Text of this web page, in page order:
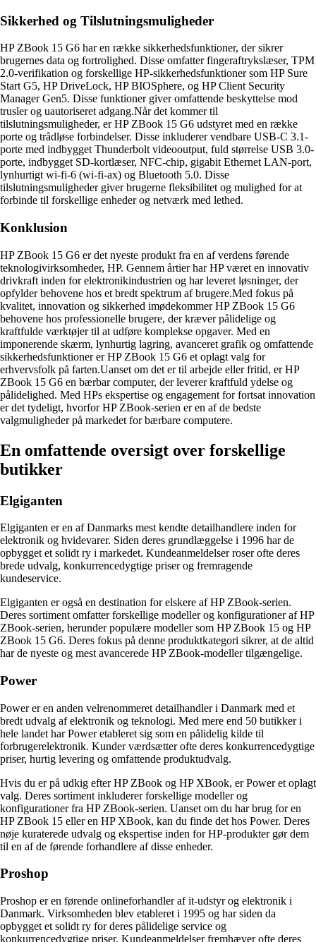
Sikkerhed og Tilslutningsmuligheder
HP ZBook 15 G6 har en række sikkerhedsfunktioner, der sikrer
brugernes data og fortrolighed. Disse omfatter fingeraftrykslæser, TPM
2.0-verifikation og forskellige HP-sikkerhedsfunktioner som HP Sure
Start G5, HP DriveLock, HP BIOSphere, og HP Client Security
Manager Gen5. Disse funktioner giver omfattende beskyttelse mod
trusler og uautoriseret adgang.Når det kommer til
tilslutningsmuligheder, er HP ZBook 15 G6 udstyret med en række
porte og trådløse forbindelser. Disse inkluderer vendbare USB-C 3.1-
porte med indbygget Thunderbolt videooutput, fuld størrelse USB 3.0-
porte, indbygget SD-kortlæser, NFC-chip, gigabit Ethernet LAN-port,
lynhurtigt wi-fi-6 (wi-fi-ax) og Bluetooth 5.0. Disse
tilslutningsmuligheder giver brugerne fleksibilitet og mulighed for at
forbinde til forskellige enheder og netværk med lethed.
Konklusion
HP ZBook 15 G6 er det nyeste produkt fra en af verdens førende
teknologivirksomheder, HP. Gennem årtier har HP været en innovativ
drivkraft inden for elektronikindustrien og har leveret løsninger, der
opfylder behovene hos et bredt spektrum af brugere.Med fokus på
kvalitet, innovation og sikkerhed imødekommer HP ZBook 15 G6
behovene hos professionelle brugere, der kræver pålidelige og
kraftfulde værktøjer til at udføre komplekse opgaver. Med en
imponerende skærm, lynhurtig lagring, avanceret grafik og omfattende
sikkerhedsfunktioner er HP ZBook 15 G6 et oplagt valg for
erhvervsfolk på farten.Uanset om det er til arbejde eller fritid, er HP
ZBook 15 G6 en bærbar computer, der leverer kraftfuld ydelse og
pålidelighed. Med HPs ekspertise og engagement for fortsat innovation
er det tydeligt, hvorfor HP ZBook-serien er en af de bedste
valgmuligheder på markedet for bærbare computere.
En omfattende oversigt over forskellige
butikker
Elgiganten
Elgiganten er en af Danmarks mest kendte detailhandlere inden for
elektronik og hvidevarer. Siden deres grundlæggelse i 1996 har de
opbygget et solidt ry i markedet. Kundeanmeldelser roser ofte deres
brede udvalg, konkurrencedygtige priser og fremragende
kundeservice.
Elgiganten er også en destination for elskere af HP ZBook-serien.
Deres sortiment omfatter forskellige modeller og konfigurationer af HP
ZBook-serien, herunder populære modeller som HP ZBook 15 og HP
ZBook 15 G6. Deres fokus på denne produktkategori sikrer, at de altid
har de nyeste og mest avancerede HP ZBook-modeller tilgængelige.
Power
Power er en anden velrenommeret detailhandler i Danmark med et
bredt udvalg af elektronik og teknologi. Med mere end 50 butikker i
hele landet har Power etableret sig som en pålidelig kilde til
forbrugerelektronik. Kunder værdsætter ofte deres konkurrencedygtige
priser, hurtig levering og omfattende produktudvalg.
Hvis du er på udkig efter HP ZBook og HP XBook, er Power et oplagt
valg. Deres sortiment inkluderer forskellige modeller og
konfigurationer fra HP ZBook-serien. Uanset om du har brug for en
HP ZBook 15 eller en HP XBook, kan du finde det hos Power. Deres
nøje kuraterede udvalg og ekspertise inden for HP-produkter gør dem
til en af ​​de førende forhandlere af disse enheder.
Proshop
Proshop er en førende onlineforhandler af it-udstyr og elektronik i
Danmark. Virksomheden blev etableret i 1995 og har siden da
opbygget et solidt ry for deres pålidelige service og
konkurrencedygtige priser. Kundeanmeldelser fremhæver ofte deres